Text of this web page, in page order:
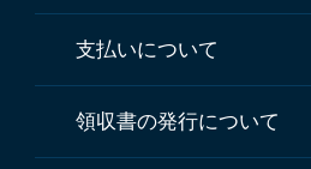
支払いについて
領収書の発行について